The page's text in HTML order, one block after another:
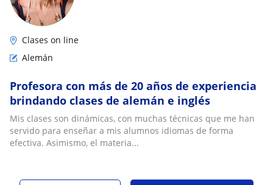
Clases on line
Alemán
Profesora con más de 20 años de experiencia
brindando clases de alemán e inglés
Mis clases son dinámicas, con muchas técnicas que me han
servido para enseñar a mis alumnos idiomas de forma
efectiva. Asimismo, el materia...